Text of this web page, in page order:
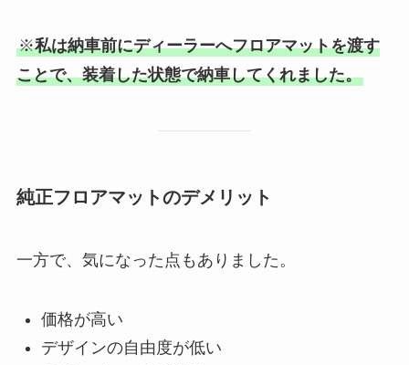
※私は納車前にディーラーへフロアマットを渡す
ことで、装着した状態で納車してくれました。
純正フロアマットのデメリット
一方で、気になった点もありました。
価格が高い
デザインの自由度が低い